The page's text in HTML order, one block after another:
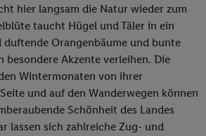
hier langsam die Natur wieder zum
taucht Hügel und Täler in ein
duftende Orangenbäume und bunte
besondere Akzente verleihen. Die
Wintermonaten von ihrer
und auf den Wanderwegen können
Schönheit des Landes
lassen sich zahlreiche Zug- und